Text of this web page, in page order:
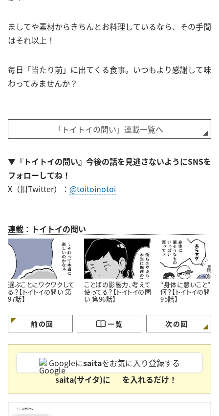
ましてや素材からきちんとお料理しているなら、その手間
はそれ以上！
毎日「当たり前」に出てくる食事。いつもより感謝して味
わってみませんか？
「トイトイの問い」連載一覧へ
▼『トイトイの問い』今後の話を見逃さないようにSNSを
フォローしてね！
X（旧Twitter）： @toitoinotoi
連載：トイトイの問い
選ぶことにワクワクして
る？【トイトイの問い 第
97話】
ことばの影響力、考えて
使ってる？【トイトイの問
い 第96話】
“身体に悪いこと”っ
何？【トイトイの問い
95話】
前の回 一覧 次の回
Googleにsaitaをお気に入り登録する
saita(サイタ)に
を入れるだけ！